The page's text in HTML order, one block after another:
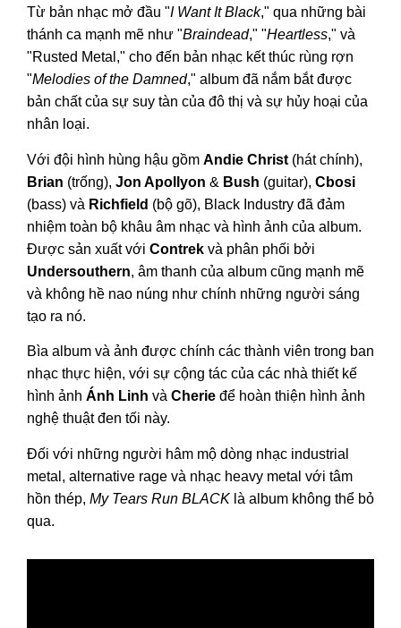
Từ bản nhạc mở đầu "I Want It Black," qua những bài
thánh ca mạnh mẽ như "Braindead," "Heartless," và
"Rusted Metal," cho đến bản nhạc kết thúc rùng rợn
"Melodies of the Damned," album đã nắm bắt được
bản chất của sự suy tàn của đô thị và sự hủy hoại của
nhân loại.
Với đội hình hùng hậu gồm Andie Christ (hát chính),
Brian (trống), Jon Apollyon & Bush (guitar), Cbosi
(bass) và Richfield (bộ gõ), Black Industry đã đảm
nhiệm toàn bộ khâu âm nhạc và hình ảnh của album.
Được sản xuất với Contrek và phân phối bởi
Undersouthern, âm thanh của album cũng mạnh mẽ
và không hề nao núng như chính những người sáng
tạo ra nó.
Bìa album và ảnh được chính các thành viên trong ban
nhạc thực hiện, với sự cộng tác của các nhà thiết kế
hình ảnh Ánh Linh và Cherie để hoàn thiện hình ảnh
nghệ thuật đen tối này.
Đối với những người hâm mộ dòng nhạc industrial
metal, alternative rage và nhạc heavy metal với tâm
hồn thép, My Tears Run BLACK là album không thể bỏ
qua.